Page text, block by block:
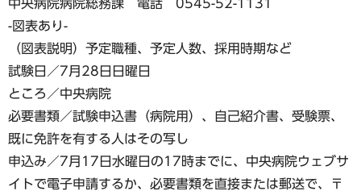
中央病院病院総務課 電話 0545-52-1131
-図表あり-
（図表説明）予定職種、予定人数、採用時期など
試験日／7月28日日曜日
ところ／中央病院
必要書類／試験申込書（病院用）、自己紹介書、受験票、
既に免許を有する人はその写し
申込み／7月17日水曜日の17時までに、中央病院ウェブサ
イトで電子申請するか、必要書類を直接または郵送で、〒